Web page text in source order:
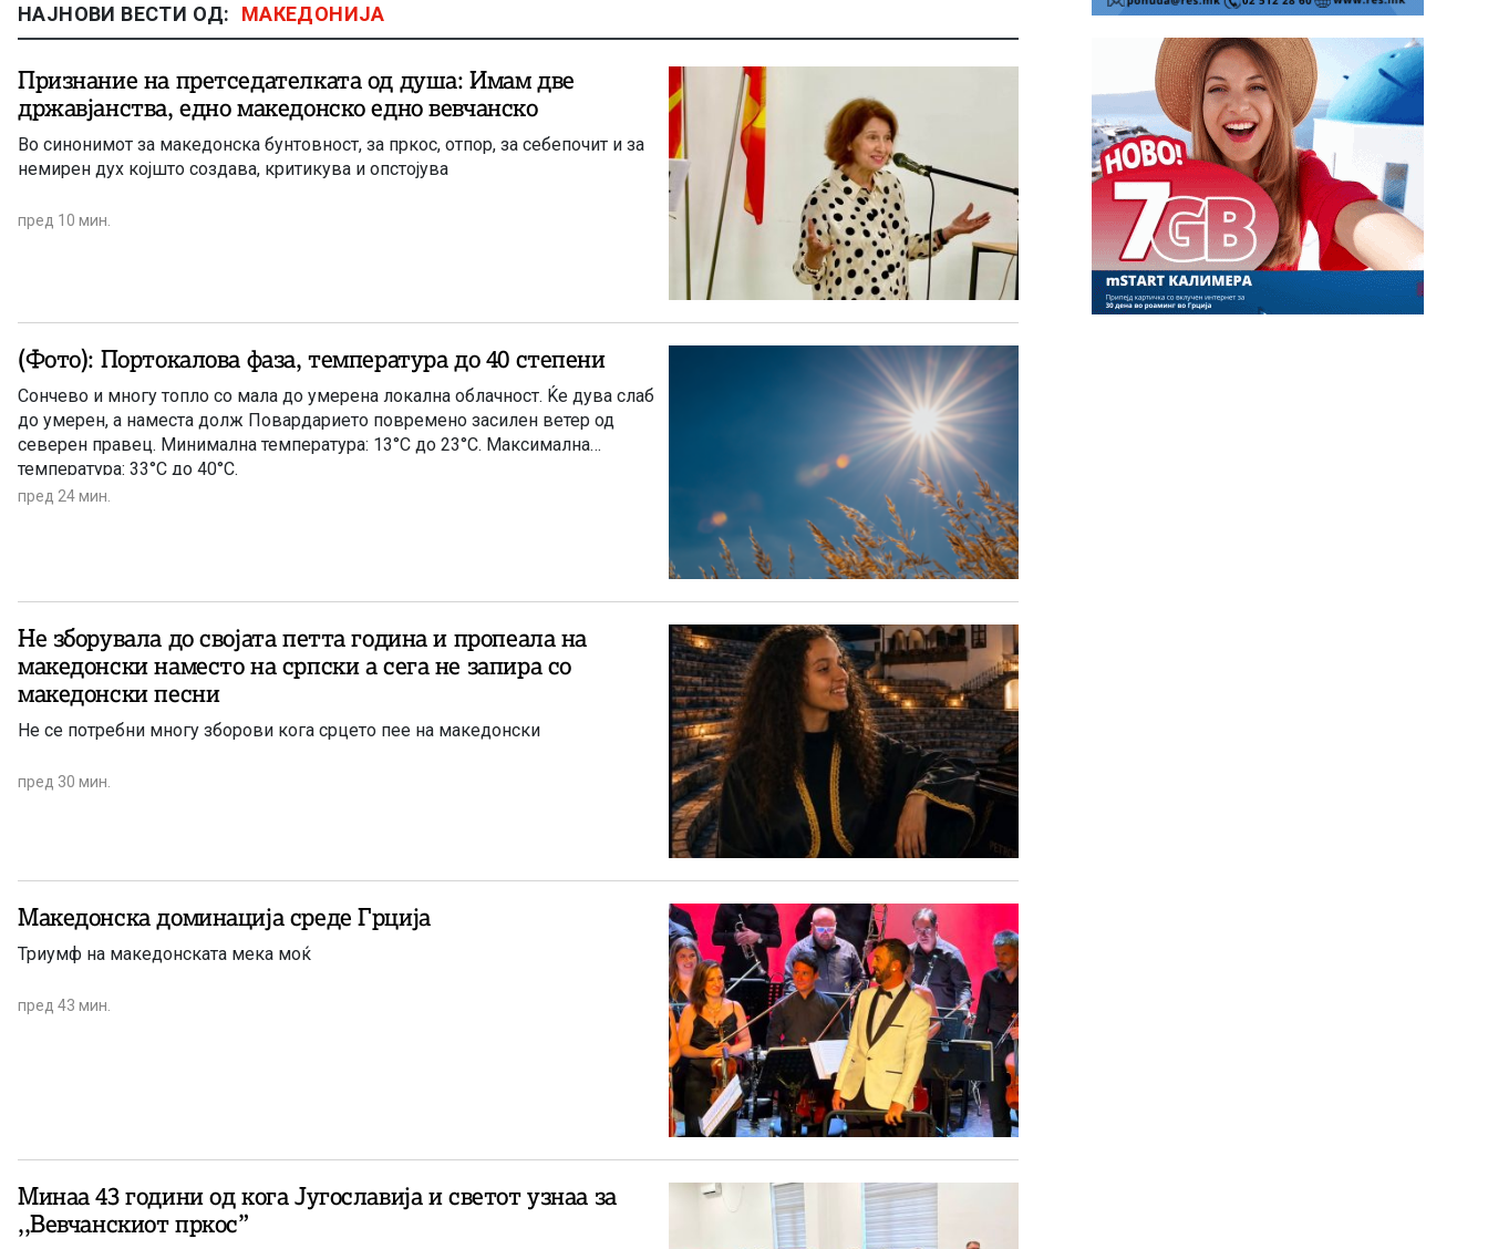
НАЈНОВИ ВЕСТИ ОД: МАКЕДОНИЈА
Признание на претседателката од душа: Имам две
државјанства, едно македонско едно вевчанско
Во синонимот за македонска бунтовност, за пркос, отпор, за себепочит и за
немирен дух којшто создава, критикува и опстојува
пред 10 мин.
(Фото): Портокалова фаза, температура до 40 степени
Сончево и многу топло со мала до умерена локална облачност. Ќе дува слаб
до умерен, а наместа долж Повардарието повремено засилен ветер од
северен правец. Минимална температура: 13°C до 23°C. Максимална
температура: 33°C до 40°C.
пред 24 мин.
Не зборувала до својата петта година и пропеала на
македонски наместо на српски а сега не запира со
македонски песни
Не се потребни многу зборови кога срцето пее на македонски
пред 30 мин.
Македонска доминација среде Грција
Триумф на македонската мека моќ
пред 43 мин.
Минаа 43 години од кога Југославија и светот узнаа за
,,Вевчанскиот пркос”